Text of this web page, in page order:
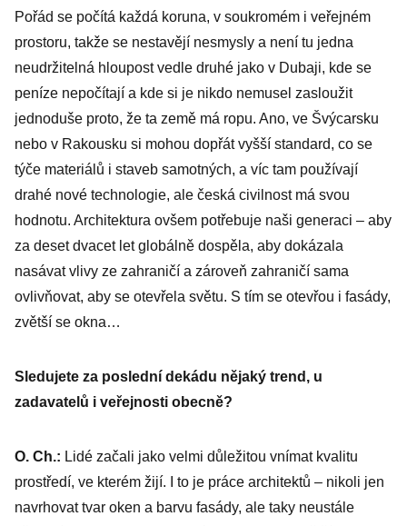
zajímat
Pořád se počítá každá koruna, v soukromém i veřejném
prostoru, takže se nestavějí nesmysly a není tu jedna
neudržitelná hloupost vedle druhé jako v Dubaji, kde se
peníze nepočítají a kde si je nikdo nemusel zasloužit
jednoduše proto, že ta země má ropu. Ano, ve Švýcarsku
nebo v Rakousku si mohou dopřát vyšší standard, co se
týče materiálů i staveb samotných, a víc tam používají
drahé nové technologie, ale česká civilnost má svou
hodnotu. Architektura ovšem potřebuje naši generaci – aby
za deset dvacet let globálně dospěla, aby dokázala
nasávat vlivy ze zahraničí a zároveň zahraničí sama
ovlivňovat, aby se otevřela světu. S tím se otevřou i fasády,
zvětší se okna…
Sledujete za poslední dekádu nějaký trend, u
zadavatelů i veřejnosti obecně?
O. Ch.: Lidé začali jako velmi důležitou vnímat kvalitu
prostředí, ve kterém žijí. I to je práce architektů – nikoli jen
navrhovat tvar oken a barvu fasády, ale taky neustále